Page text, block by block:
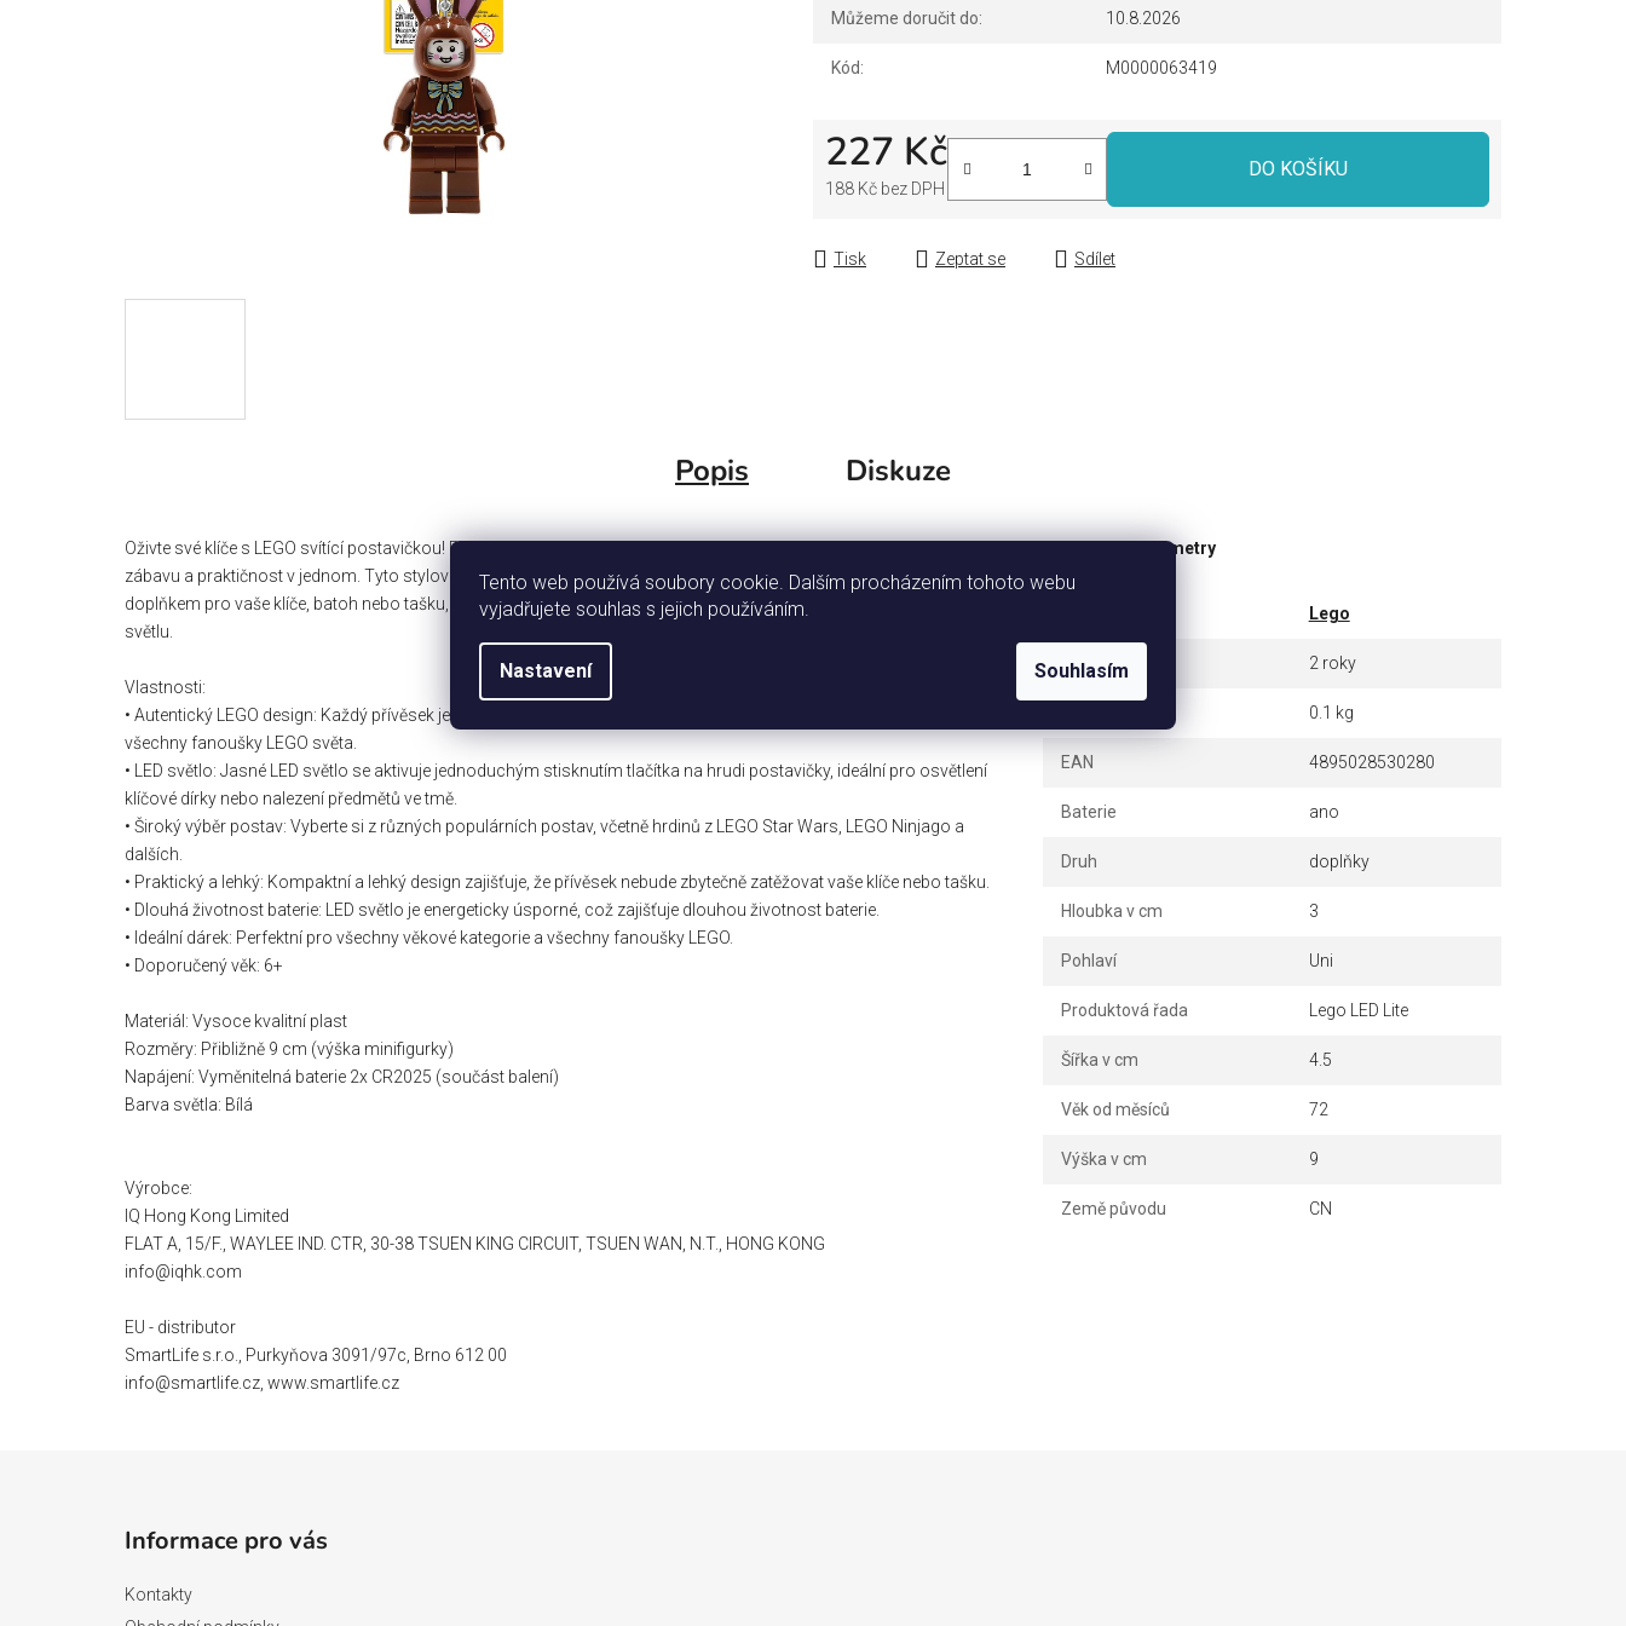
Tento web používá soubory cookie. Dalším procházením tohoto webu
vyjadřujete souhlas s jejich používáním.
Nastavení Souhlasím
Můžeme doručit do: 10.8.2026
Kód: M0000063419
227 Kč
188 Kč bez DPH
DO KOŠÍKU
Tisk Zeptat se Sdílet
Popis Diskuze
Oživte své klíče s LEGO svítící postavičkou! Představujeme vám jedinečné LEGO svítící přívěsky, které kombinují
zábavu a praktičnost v jednom. Tyto stylové přívěsky ve tvaru oblíbených LEGO figurek jsou nejen skvělým
doplňkem pro vaše klíče, batoh nebo tašku, ale také praktickým pomocníkem ve tmě díky integrovanému LED
světlu.
Vlastnosti:
• Autentický LEGO design: Každý přívěsek je detailně zpracovaný ve stylu klasických LEGO minifigurek, což potěší
všechny fanoušky LEGO světa.
• LED světlo: Jasné LED světlo se aktivuje jednoduchým stisknutím tlačítka na hrudi postavičky, ideální pro osvětlení
klíčové dírky nebo nalezení předmětů ve tmě.
• Široký výběr postav: Vyberte si z různých populárních postav, včetně hrdinů z LEGO Star Wars, LEGO Ninjago a
dalších.
• Praktický a lehký: Kompaktní a lehký design zajišťuje, že přívěsek nebude zbytečně zatěžovat vaše klíče nebo tašku.
• Dlouhá životnost baterie: LED světlo je energeticky úsporné, což zajišťuje dlouhou životnost baterie.
• Ideální dárek: Perfektní pro všechny věkové kategorie a všechny fanoušky LEGO.
• Doporučený věk: 6+
Materiál: Vysoce kvalitní plast
Rozměry: Přibližně 9 cm (výška minifigurky)
Napájení: Vyměnitelná baterie 2x CR2025 (součást balení)
Barva světla: Bílá
Výrobce:
IQ Hong Kong Limited
FLAT A, 15/F., WAYLEE IND. CTR, 30-38 TSUEN KING CIRCUIT, TSUEN WAN, N.T., HONG KONG
info@iqhk.com
EU - distributor
SmartLife s.r.o., Purkyňova 3091/97c, Brno 612 00
info@smartlife.cz, www.smartlife.cz
Doplňkové parametry
Lego
Záruka 2 roky
0.1 kg
EAN 4895028530280
Baterie ano
Druh doplňky
Hloubka v cm 3
Pohlaví Uni
Produktová řada Lego LED Lite
Šířka v cm 4.5
Věk od měsíců 72
Výška v cm 9
Země původu CN
Informace pro vás
Kontakty